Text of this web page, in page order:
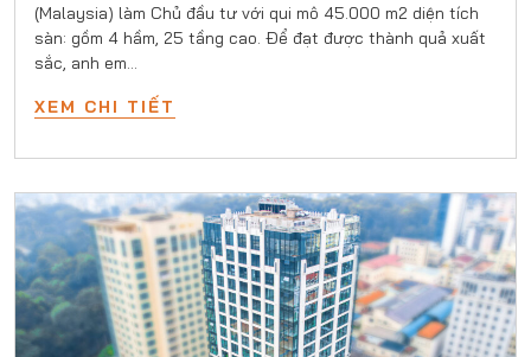
(Malaysia) làm Chủ đầu tư với qui mô 45.000 m2 diện tích
sàn: gồm 4 hầm, 25 tầng cao. Để đạt được thành quả xuất
sắc, anh em…
XEM CHI TIẾT